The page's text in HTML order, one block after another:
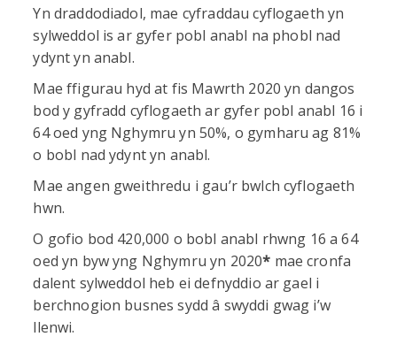
Yn draddodiadol, mae cyfraddau cyflogaeth yn
sylweddol is ar gyfer pobl anabl na phobl nad
ydynt yn anabl.
Mae ffigurau hyd at fis Mawrth 2020 yn dangos
bod y gyfradd cyflogaeth ar gyfer pobl anabl 16 i
64 oed yng Nghymru yn 50%, o gymharu ag 81%
o bobl nad ydynt yn anabl.
Mae angen gweithredu i gau’r bwlch cyflogaeth
hwn.
O gofio bod 420,000 o bobl anabl rhwng 16 a 64
oed yn byw yng Nghymru yn 2020* mae cronfa
dalent sylweddol heb ei defnyddio ar gael i
berchnogion busnes sydd â swyddi gwag i’w
llenwi.